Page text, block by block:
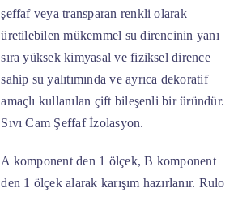
şeffaf veya transparan renkli olarak
üretilebilen mükemmel su direncinin yanı
sıra yüksek kimyasal ve fiziksel dirence
sahip su yalıtımında ve ayrıca dekoratif
amaçlı kullanılan çift bileşenli bir üründür.
Sıvı Cam Şeffaf İzolasyon.
A komponent den 1 ölçek, B komponent
den 1 ölçek alarak karışım hazırlanır. Rulo